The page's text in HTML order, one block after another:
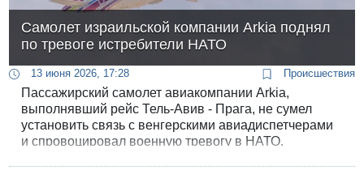
Самолет израильской компании Arkia поднял
по тревоге истребители НАТО
13 июня 2026, 17:28 Происшествия
Пассажирский самолет авиакомпании Arkia,
выполнявший рейс Тель-Авив - Прага, не сумел
установить связь с венгерскими авиадиспетчерами
и спровоцировал военную тревогу в НАТО.